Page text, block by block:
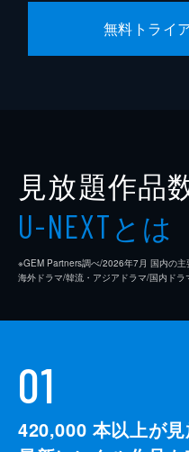
無料トライ
見放題作品
U-NEXTとは
※GEM Partners調べ/2026年7⽉ 国内の
海外ドラマ/韓流・アジアドラマ/国内ドラ
01
420,000 本以上が見